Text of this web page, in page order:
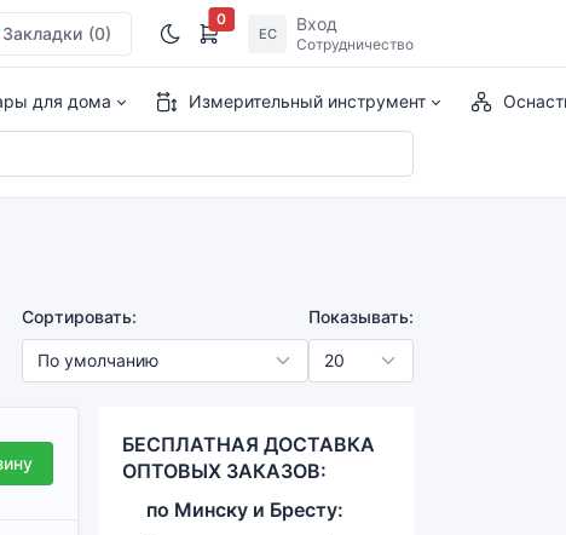
Закладки (0)
0
ЕС Вход
Сотрудничество
для дома Измерительный инструмент
Сортировать: Показывать:
БЕСПЛАТНАЯ ДОСТАВКА
ОПТОВЫХ ЗАКАЗОВ:
по Минску и Бресту: